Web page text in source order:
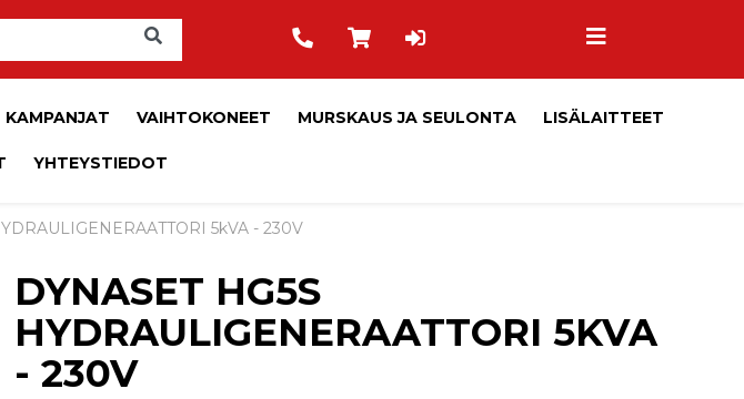
KAMPANJAT VAIHTOKONEET MURSKAUS JA SEULONTA LISÄLAITTEET
YHTEYSTIEDOT
5kVA - 230V
DYNASET HG5S
HYDRAULIGENERAATTORI 5KVA
- 230V